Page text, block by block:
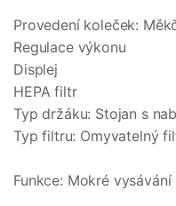
Provedení koleček:
Regulace výkonu
Displej
HEPA filtr
Typ držáku: Stojan s
Typ filtru: Omyvatelný
Funkce: Mokré vysávání